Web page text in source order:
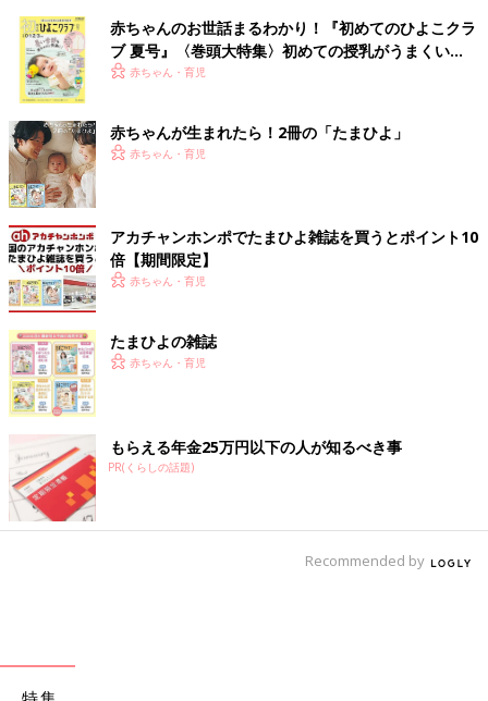
赤ちゃんのお世話まるわかり！『初めてのひよこクラ
ブ 夏号』〈巻頭大特集〉初めての授乳がうまくい
く！ おっぱい・ミルクの基本と夏のトラブル 解決テ
赤ちゃん・育児
赤ちゃんが生まれたら！2冊の「たまひよ」
赤ちゃん・育児
アカチャンホンポでたまひよ雑誌を買うとポイント10
倍【期間限定】
赤ちゃん・育児
たまひよの雑誌
赤ちゃん・育児
もらえる年金25万円以下の人が知るべき事
PR(くらしの話題)
Recommended by